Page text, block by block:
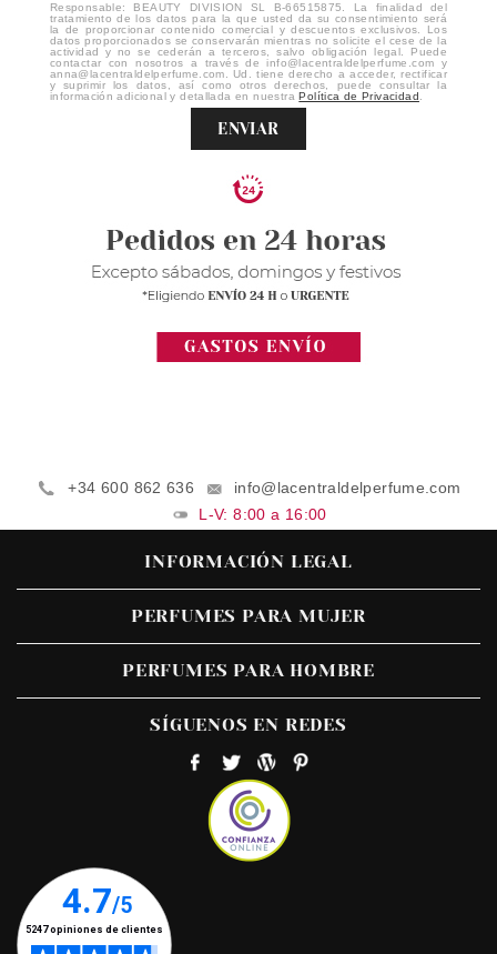
Responsable: BEAUTY DIVISION SL B-66515875. La finalidad del
tratamiento de los datos para la que usted da su consentimiento será
la de proporcionar contenido comercial y descuentos exclusivos. Los
datos proporcionados se conservarán mientras no solicite el cese de la
actividad y no se cederán a terceros, salvo obligación legal. Puede
contactar con nosotros a través de info@lacentraldelperfume.com y
anna@lacentraldelperfume.com. Ud. tiene derecho a acceder, rectificar
y suprimir los datos, así como otros derechos, puede consultar la
información adicional y detallada en nuestraPolítica de Privacidad
ENVIAR
+34 600 862 636
info@lacentraldelperfume.com
L-V: 8:00 a 16:00
INFORMACIÓN LEGAL
PERFUMES PARA MUJER
PERFUMES PARA HOMBRE
SÍGUENOS EN REDES